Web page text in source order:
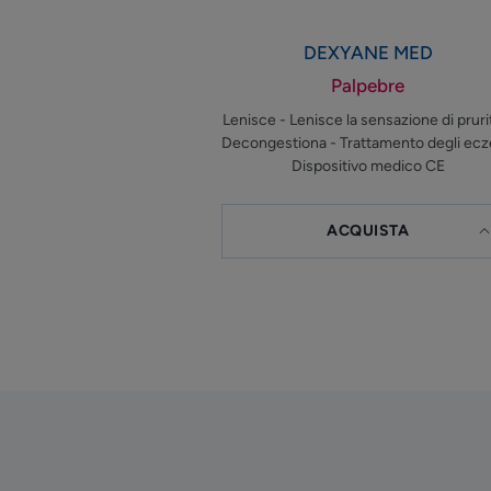
DEXYANE MED
Palpebre
Lenisce - Lenisce la sensazione di
Decongestiona - Trattamento degli
Dispositivo medico CE
ACQUISTA